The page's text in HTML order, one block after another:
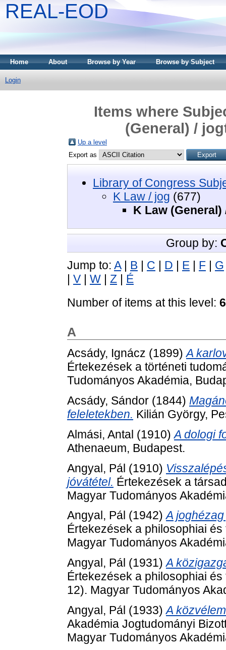
REAL-EOD
Home About Browse by Year Browse by Subject
Login
Items where
(General) /
Up a level
Export as
Library of Congress
K Law / jog (677)
K Law
Group by:
Jump to: A| B C D E F G
V W Z
É
Number of items at this level:
A
Acsády, Ignácz (1899)A
Értekezések a történeti
Tudományos Akadémia,
Acsády, Sándor (1844)
feleletekben. Kilián György,
Almási, Antal (1910)A dologi
Athenaeum, Budapest.
Angyal, Pál (1910)
jóvátétel. Értekezések a
Magyar Tudományos
Angyal, Pál (1942)A
Értekezések a philosophiai
Magyar Tudományos
Angyal, Pál (1931)A
Értekezések a philosophiai
12). Magyar Tudományos
Angyal, Pál (1933)A
Akadémia Jogtudományi
Magyar Tudományos